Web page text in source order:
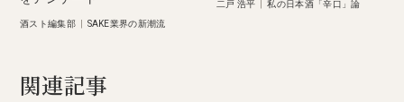
酒スト編集部| SAKE業界の新潮流
二戸 浩平 |私の日本酒「辛口」論
関連記事